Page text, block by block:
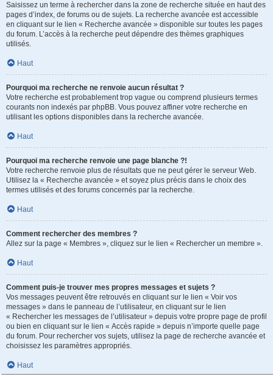
Saisissez un terme à rechercher dans la zone de recherche située en haut des
pages d’index, de forums ou de sujets. La recherche avancée est accessible
en cliquant sur le lien « Recherche avancée » disponible sur toutes les pages
du forum. L’accès à la recherche peut dépendre des thèmes graphiques
utilisés.
Haut
Pourquoi ma recherche ne renvoie aucun résultat ?
Votre recherche est probablement trop vague ou comprend plusieurs termes
courants non indexés par phpBB. Vous pouvez affiner votre recherche en
utilisant les options disponibles dans la recherche avancée.
Haut
Pourquoi ma recherche renvoie une page blanche ?!
Votre recherche renvoie plus de résultats que ne peut gérer le serveur Web.
Utilisez la « Recherche avancée » et soyez plus précis dans le choix des
termes utilisés et des forums concernés par la recherche.
Haut
Comment rechercher des membres ?
Allez sur la page « Membres », cliquez sur le lien « Rechercher un membre ».
Haut
Comment puis-je trouver mes propres messages et sujets ?
Vos messages peuvent être retrouvés en cliquant sur le lien « Voir vos
messages » dans le panneau de l’utilisateur, en cliquant sur le lien
« Rechercher les messages de l’utilisateur » depuis votre propre page de profil
ou bien en cliquant sur le lien « Accès rapide » depuis n’importe quelle page
du forum. Pour rechercher vos sujets, utilisez la page de recherche avancée et
choisissez les paramètres appropriés.
Haut